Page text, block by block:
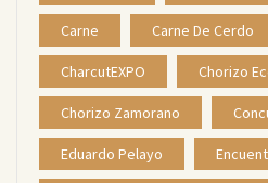
Carne Carne De Cerdo
CharcutEXPO Chorizo
Chorizo Zamorano
Eduardo Pelayo